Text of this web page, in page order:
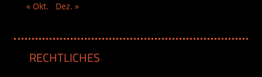
« Okt.
Dez. »
RECHTLICHES